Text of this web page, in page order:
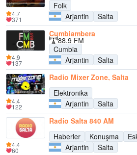
Folk
Arjantin
Salta
4.7
371
Cumbiambera
88.9 FM
Cumbia
Arjantin
Salta
4.9
137
Radio Mixer Zone, Salta
Elektronika
Arjantin
Salta
4.4
122
Radio Salta 840 AM
Haberler
Konuşma
Arjantin
Salta
4.4
60